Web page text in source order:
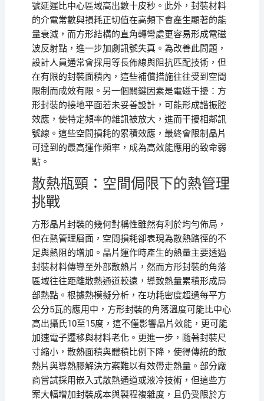
號延遲比中心區域高出數十皮秒。此外，封裝材料
的介電常數與損耗正切值在高頻下會產生顯著的能
量衰減，而方形結構的直角轉彎處更容易形成電磁
波反射點，進一步加劇訊號失真。為改善此問題，
設計人員通常會採用等長佈線與阻抗匹配技術，但
在有限的封裝面積內，這些補償措施往往受到空間
限制而成效有限。另一個關鍵因素是電磁干擾：方
形封裝的接地平面若未妥善設計，可能形成諧振腔
效應，使特定頻率的雜訊被放大，進而干擾相鄰訊
號線。這些空間損耗的累積效應，最終會限制晶片
可達到的最高運作頻率，成為高效能應用的致命弱
點。
散熱瓶頸：空間侷限下的熱管理
挑戰
方形晶片封裝的幾何對稱性雖然有利於均勻佈局，
但在熱管理層面，空間損耗卻表現為散熱路徑的不
足與熱阻的增加。晶片運作時產生的熱量主要透過
封裝材料傳導至外部散熱片，然而方形封裝的角落
區域往往距離散熱通道較遠，導致熱量累積形成局
部熱點。根據熱模擬分析，在功耗密度超過每平方
公分5瓦的應用中，方形封裝的角落溫度可能比中心
高出攝氏10至15度，這不僅影響晶片效能，更可能
加速電子遷移與材料老化。更進一步，隨著封裝尺
寸縮小，散熱面積與體積比例下降，使得傳統的散
熱片與導熱膠解決方案難以有效帶走熱量。部分廠
商嘗試採用嵌入式散熱通道或液冷技術，但這些方
案大幅增加封裝成本與製程複雜度，且仍受限於方